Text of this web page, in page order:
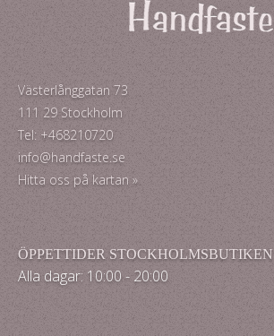
Västerlånggatan 73
111 29 Stockholm
Tel: +468210720
info@handfaste.se
Hitta oss på kartan »
ÖPPETTIDER STOCKHOLMSBUTIKEN
Alla dagar: 10:00 - 20:00